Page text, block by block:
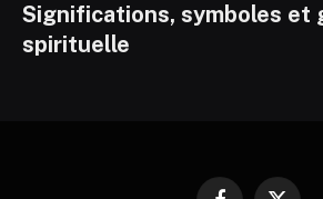
Significations, symboles et
spirituelle